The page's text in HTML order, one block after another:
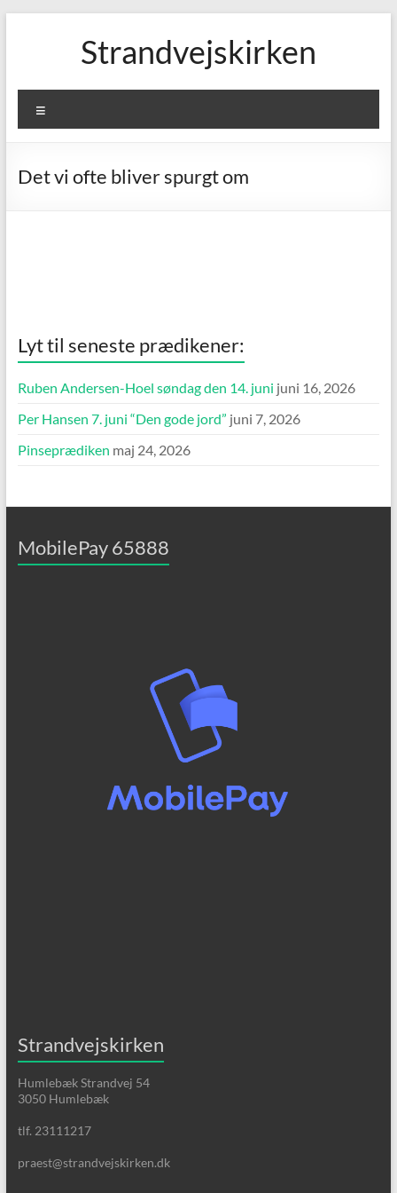
Strandvejskirken
Det vi ofte bliver spurgt om
Lyt til seneste prædikener:
Ruben Andersen-Hoel søndag den 14. juni juni 16, 2026
Per Hansen 7. juni “Den gode jord” juni 7, 2026
Pinseprædiken maj 24, 2026
MobilePay 65888
Strandvejskirken
Humlebæk Strandvej 54
3050 Humlebæk
tlf. 23111217
praest@strandvejskirken.dk